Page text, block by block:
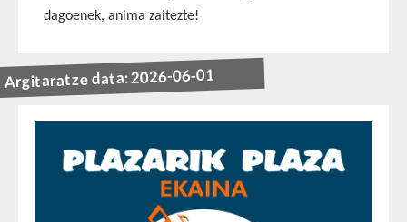
dagoenek, anima zaitezte!
Argitaratze data: 2026-06-01